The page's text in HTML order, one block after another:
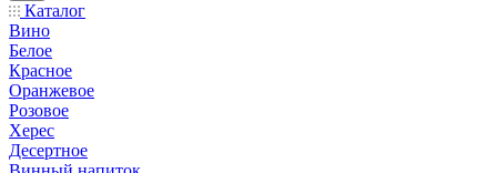
Каталог
Вино
Белое
Красное
Оранжевое
Розовое
Херес
Десертное